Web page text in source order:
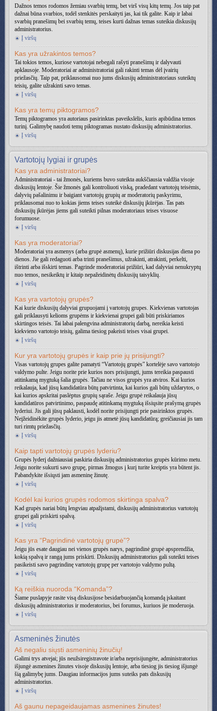
Dažnos temos rodomos žemiau svarbių temų, bet virš visų kitų temų. Jos taip pat
dažnai būna svarbios, todėl stenkitės perskaityti jas, kai tik galite. Kaip ir labai
svarbių pranešimų bei svarbių temų, teises kurti dažnas temas suteikia diskusijų
administratorius.
Į viršų
Kas yra užrakintos temos?
Tai tokios temos, kuriose vartotojai nebegali rašyti pranešimų ir dalyvauti
apklausoje. Moderatoriai ar administratoriai gali rakinti temas dėl įvairių
priežasčių. Taip pat, priklausomai nuo jums diskusijų administratoriaus suteiktų
teisių, galite užrakinti savo temas.
Į viršų
Kas yra temų piktogramos?
Temų piktogramos yra autoriaus pasirinktas paveikslėlis, kuris apibūdina temos
turinį. Galimybę naudoti temų piktogramas nustato diskusijų administratorius.
Į viršų
Vartotojų lygiai ir grupės
Kas yra administratoriai?
Administratoriai - tai žmonės, kuriems buvo suteikta aukščiausia valdžia visoje
diskusijų lentoje. Šie žmonės gali kontroliuoti viską, pradedant vartotojų teisėmis,
dalyvių pašalinimu ir baigiant vartotojų grupių ar moderatorių paskyrimu,
priklausomai nuo to kokias jiems teises suteikė diskusijų įkūrėjas. Tas pats
diskusijų įkūrėjas jiems gali suteikti pilnas moderatoriaus teises visuose
forumuose.
Į viršų
Kas yra moderatoriai?
Moderatoriai yra asmenys (arba grupė asmenų), kurie prižiūri diskusijas diena po
dienos. Jie gali redaguoti arba trinti pranešimus, užrakinti, atrakinti, perkelti,
ištrinti arba išskirti temas. Pagrinde moderatoriai prižiūri, kad dalyviai nenukryptų
nuo temos, nesikeiktų ir kitaip nepažeidinėtų diskusijų taisyklių.
Į viršų
Kas yra vartotojų grupės?
Kai kurie diskusijų dalyviai grupuojami į vartotojų grupes. Kiekvienas vartotojas
gali priklausyti kelioms grupėms ir kiekvienai grupei gali būti priskiriamos
skirtingos teisės. Tai labai palengvina administratorių darbą, nereikia keisti
kiekvieno vartotojo teisių, galima tiesiog pakeisti teises visai grupei.
Į viršų
Kur yra vartotojų grupės ir kaip prie jų prisijungti?
Visas vartotojų grupes galite pamatyti “Vartotojų grupės” kortelėje savo vartotojo
valdymo pulte. Jeigu norite prie kurios nors prisijungti, jums tereikia paspausti
atitinkamą mygtuką šalia grupės. Tačiau ne visos grupės yra atviros. Kai kurios
reikalauja, kad jūsų kandidatūra būtų patvirtinta, kai kurios gali būtų uždarytos, o
kai kurios apskritai paslėptus grupių sąraše. Jeigu grupė reikalauja jūsų
kandidatūros patvirtinimo, paspaudę atitinkamą mygtuką išsiųsite prašymą grupės
lyderiui. Jis gali jūsų paklausti, kodėl norite prisijungti prie pasirinktos grupės.
Neįžeidinėkite grupės lyderio, jeigu jis atmetė jūsų kandidatūrą; greičiausiai jis tam
turi rimtų priežasčių.
Į viršų
Kaip tapti vartotojų grupės lyderiu?
Grupės lyderį dažniausiai paskiria diskusijų administratorius grupės kūrimo metu.
Jeigu norite sukurti savo grupę, pirmas žmogus į kurį turite kreiptis yra būtent jis.
Pabandykite išsiųsti jam asmeninę žinutę.
Į viršų
Kodėl kai kurios grupės rodomos skirtinga spalva?
Kad grupės nariai būtų lengviau atpažįstami, diskusijų administratorius vartotojų
grupei gali priskirti spalvą.
Į viršų
Kas yra “Pagrindinė vartotojų grupė”?
Jeigu jūs esate daugiau nei vienos grupės narys, pagrindinė grupė apsprendžia,
kokią spalvą ir rangą jums priskirti. Diskusijų administratorius gali suteikti teises
pasikeisti savo pagrindinę vartotojų grupę per vartotojo valdymo pultą.
Į viršų
Ką reiškia nuoroda “Komanda”?
Šiame puslapyje rasite visą diskusijose besidarbuojančią komandą įskaitant
diskusijų administratorius ir moderatorius, bei forumus, kuriuos jie moderuoja.
Į viršų
Asmeninės žinutės
Aš negaliu siųsti asmeninių žinučių!
Galimi trys atvejai; jūs neužsiregistravote ir/arba neprisijungėte, administratorius
išjungė asmenines žinutes visoje diskusijų lentoje, arba tiesiog jis tiesiog išjungė
šią galimybę jums. Daugiau informacijos jums suteiks pats diskusijų
administratorius.
Į viršų
Aš gaunu nepageidaujamas asmenines žinutes!